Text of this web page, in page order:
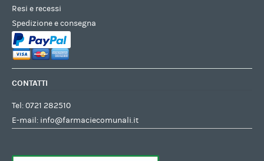
Resi e recessi
Spedizione e consegna
CONTATTI
Tel:0721 282510
E-mail: info@farmaciecomunali.it